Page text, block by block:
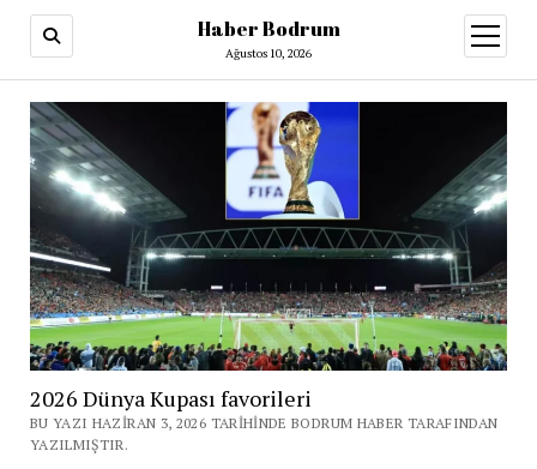
Haber Bodrum
Ağustos 10, 2026
aç
2026 Dünya Kupası favorileri
BU YAZI HAZIRAN 3, 2026 TARIHINDE BODRUM HABER TARAFINDAN
YAZILMIŞTIR.